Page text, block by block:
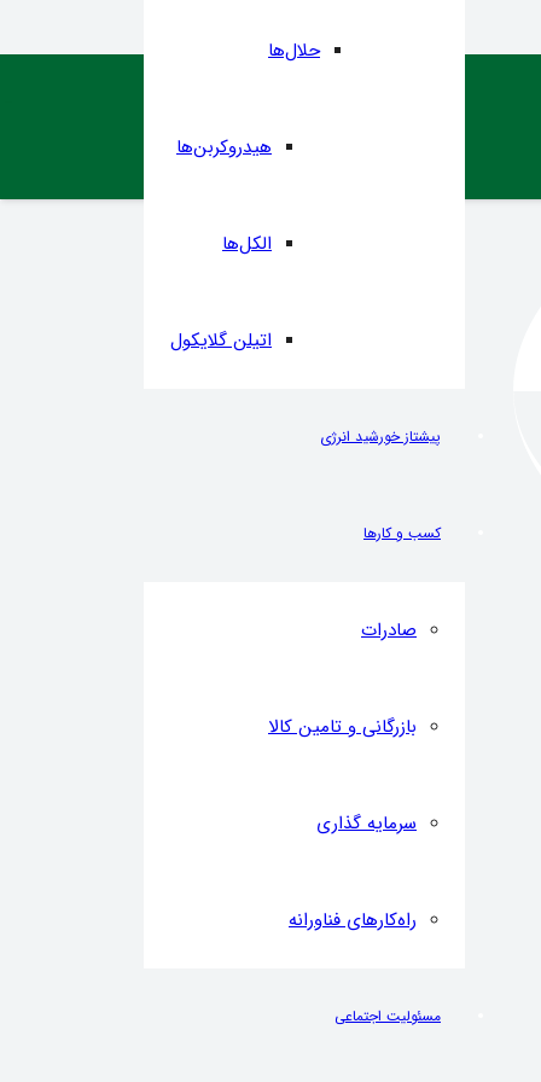
حلال‌ها
هیدروکربن‌ها
الکل‌ها
اتیلن گلایکول
پیشتاز خورشید انرژی
کسب و کارها
صادرات
بازرگانی و تامین کالا
سرمایه گذاری
راه‌کارهای فناورانه
مسئولیت اجتماعی